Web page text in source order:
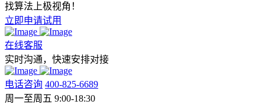
找算法上极视角！
立即申请试用
在线客服
实时沟通，快速安排对接
电话咨询 400-825-6689
周一至周五 9:00-18:30